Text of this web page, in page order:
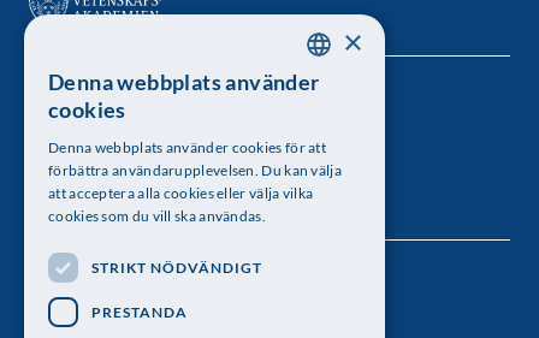
Kungl. Vetenskapsakademien
Besöksadress: Lilla Frescativägen 4A
Telefon: 08-673 95 00
Följ oss
SWEDISH
×
Denna webbplats använder
cookies
Denna webbplats använder cookies för att
förbättra användarupplevelsen. Du kan välja
att acceptera alla cookies eller välja vilka
cookies som du vill ska användas.
STRIKT NÖDVÄNDIGT
PRESTANDA